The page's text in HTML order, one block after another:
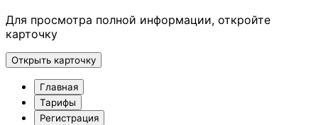
Для просмотра полной информации, откройте
карточку
Открыть карточку
Главная
Тарифы
Регистрация